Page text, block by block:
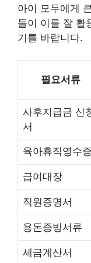
아이 모두에게
들이 이를 잘 활
기를 바랍니다.
필요서류
사후지급금 신
서
육아휴직영수증
급여대장
직원증명서
용돈증빙서류
세금계산서